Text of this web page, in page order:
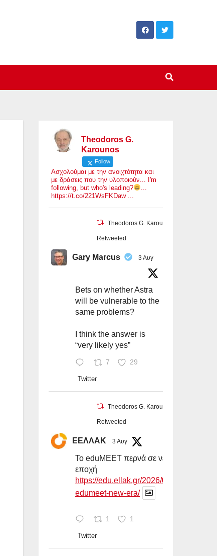
Theodoros G.
Karounos
Follow
Ασχολούμαι με την ανοιχτότητα και
με δράσεις που την υλοποιούν... I'm
following, but who's leading?
https://t.co/221WsFKDaw ...
Theodoros G. Karounos
Retweeted
Gary Marcus 3 Αυγ
Bets on whether Astra
will be vulnerable to the
same problems?
I think the answer is
“very likely yes”
7 29
Twitter
Theodoros G. Karounos
Retweeted
ΕΕΛΛΑΚ 3 Αυγ
Το eduMEET περνά σε νέα
εποχή
https://edu.ellak.gr/2026/08/03/
edumeet-new-era/
1 1
Twitter